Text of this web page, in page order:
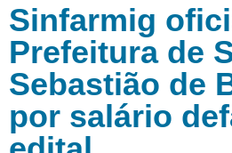
Sinfarmig
Prefeitura de
Sebastião de
por salário